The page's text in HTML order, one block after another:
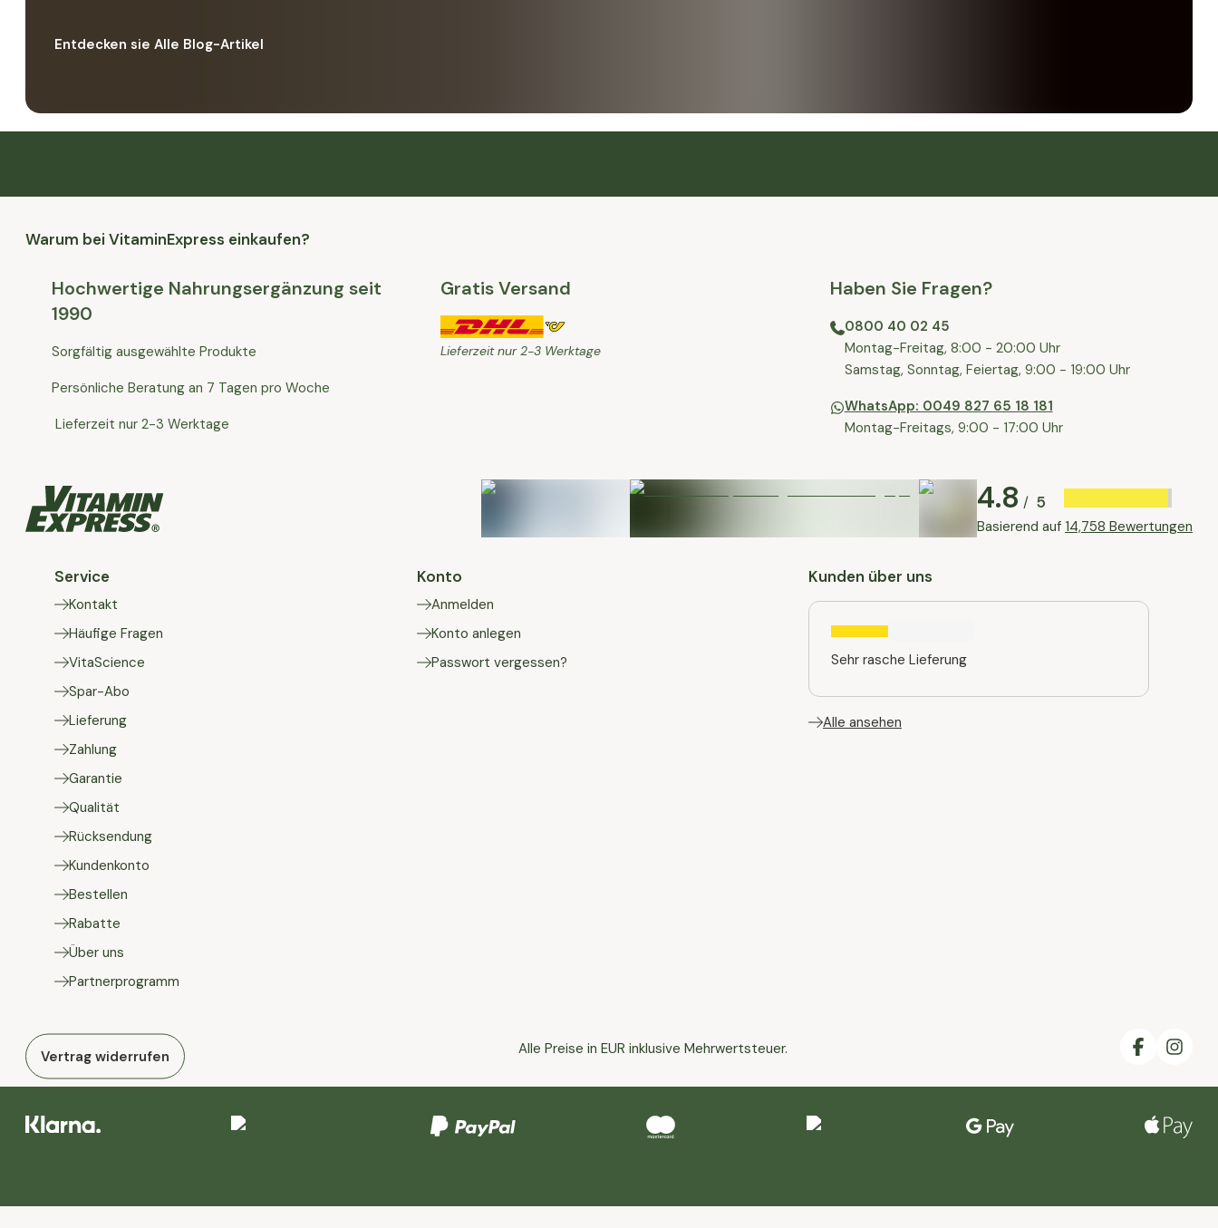
Entdecken sie Alle Blog-Artikel
Warum bei VitaminExpress einkaufen?
Hochwertige Nahrungsergänzung seit
1990
Sorgfältig ausgewählte Produkte
Persönliche Beratung an 7 Tagen pro Woche
Lieferzeit nur 2-3 Werktage
Gratis Versand
Lieferzeit nur 2-3 Werktage
Haben Sie Fragen?
0800 40 02 45
⁠Montag-Freitag, 8:00 - 20:00 Uhr
⁠Samstag, Sonntag, Feiertag, 9:00 - 19:00 Uhr
WhatsApp: 0049 827 65 18 181
Montag-Freitags, 9:00 - 17:00 Uhr
4.8 / 5
Basierend auf 14,758 Bewertungen
Service
Kontakt
Häufige Fragen
VitaScience
Spar-Abo
Lieferung
Zahlung
Garantie
Qualität
Rücksendung
Kundenkonto
Bestellen
Rabatte
Über uns
Partnerprogramm
Konto
Anmelden
Konto anlegen
Passwort vergessen?
Kunden über uns
Sehr rasche Lieferung
Alle ansehen
Vertrag widerrufen Alle Preise in EUR inklusive Mehrwertsteuer.